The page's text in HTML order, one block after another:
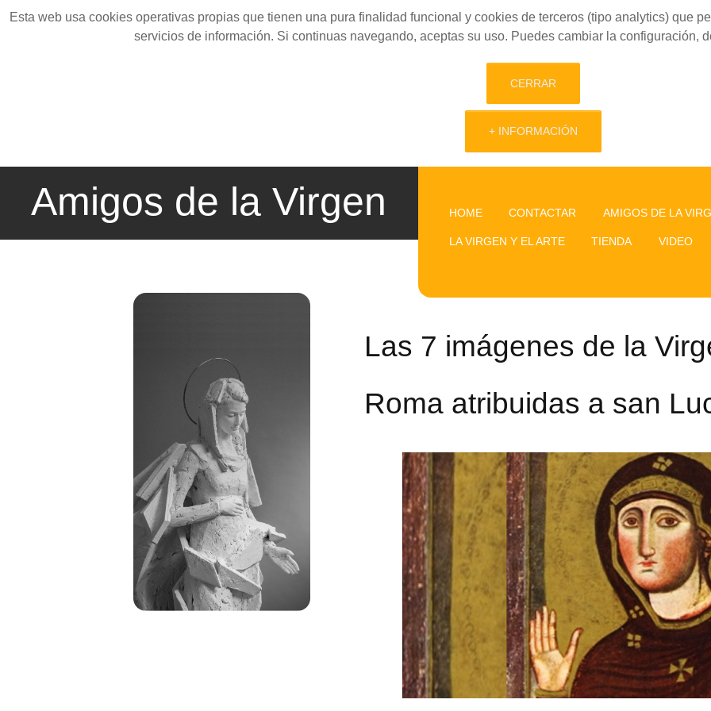
Esta web usa cookies operativas propias que tienen una pura finalidad funcional y cookies de terceros (tipo analytics) que
servicios de información. Si continuas navegando, aceptas su uso. Puedes cambiar la configuración,
CERRAR
+ INFORMACIÓN
Amigos de la Virgen HOME CONTACTAR AMIGOS DE LA
LA VIRGEN Y EL ARTE TIENDA VIDEO
Las 7 imágenes de la
Roma atribuidas a san